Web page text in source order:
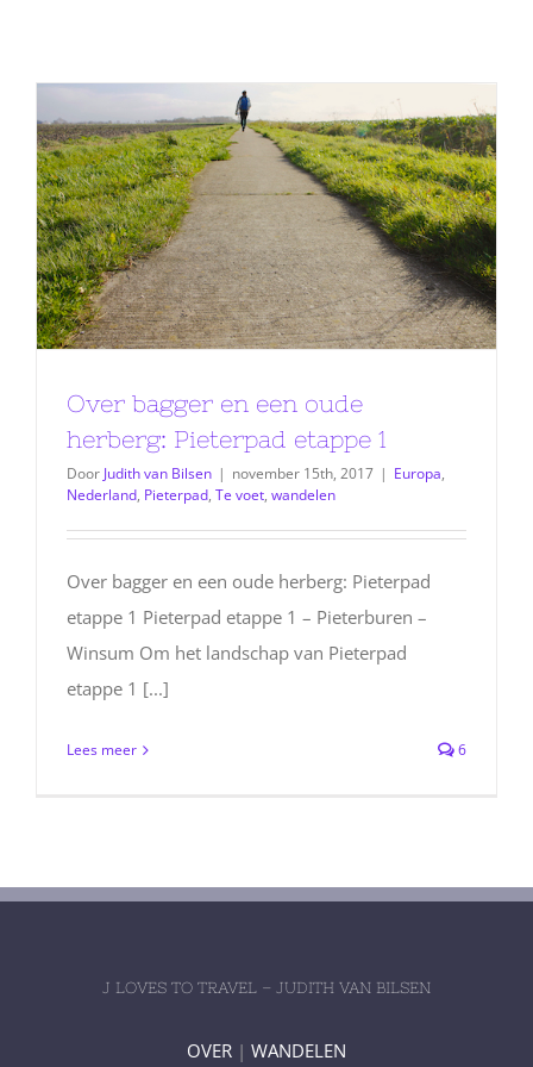
Over bagger en een oude
herberg: Pieterpad etappe 1
Door Judith van Bilsen | november 15th, 2017 | Europa,
Nederland, Pieterpad, Te voet, wandelen
Over bagger en een oude herberg: Pieterpad
etappe 1 Pieterpad etappe 1 – Pieterburen –
Winsum Om het landschap van Pieterpad
etappe 1 [...]
Lees meer 6
J LOVES TO TRAVEL – JUDITH VAN BILSEN
OVER | WANDELEN